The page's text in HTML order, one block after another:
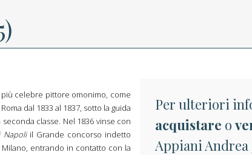
celebre pittore omonimo, come
dal 1833 al 1837, sotto la guida
classe. Nel 1836 vinse con
Napoliil Grande concorso indetto
Milano, entrando in contatto con la
Per ulteriori
acquistare o
Appiani Andrea